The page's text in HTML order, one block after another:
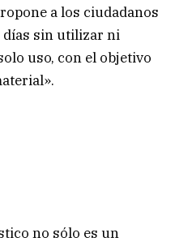
a los ciudadanos
días sin utilizar ni
uso, con el objetivo
no sólo es un